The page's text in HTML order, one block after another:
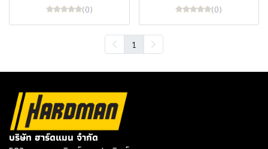
(0) (0)
1
บริษัท ฮาร์ดแมน จำกัด